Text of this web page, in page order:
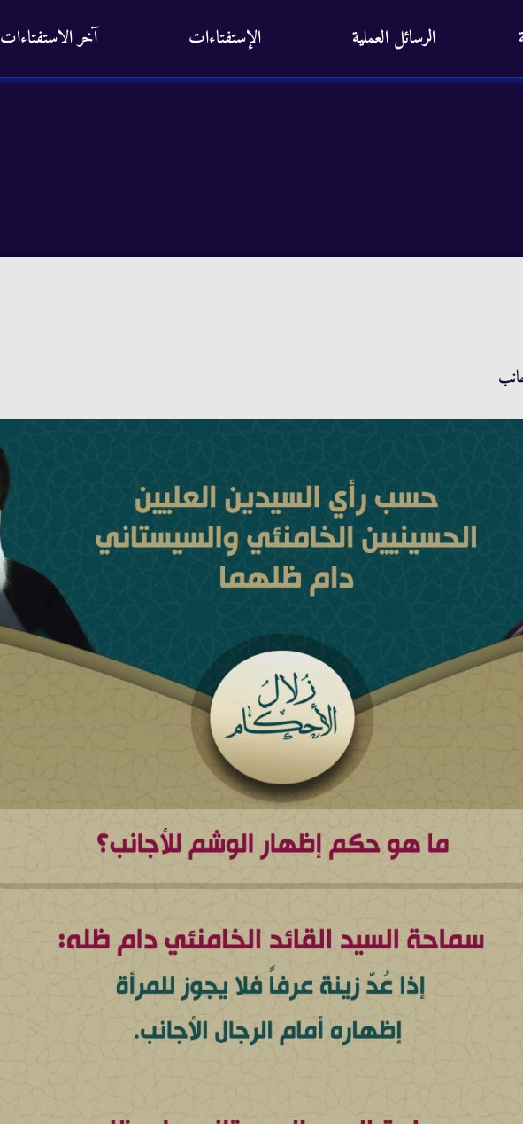
الرسائل العملية الإستفتاءات آخر الاستفتاءات